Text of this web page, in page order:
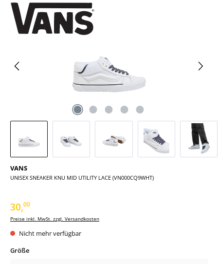
Bildergalerie überspringen
VANS
UNISEX SNEAKER KNU MID UTILITY LACE (VN000CQ9WHT)
30,00
Preise inkl. MwSt. zzgl. Versandkosten
Nicht mehr verfügbar
Größeauswählen